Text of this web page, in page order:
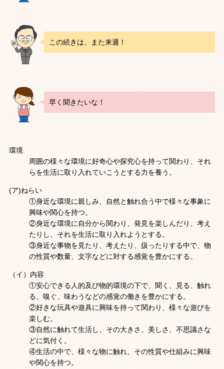
この続きは、また来週！
早く聞きたいな！
環境
周囲の様々な環境に好奇心や探究心を持って関わり、それ
らを生活に取り入れていこうとする力を養う。
(ア)ねらい
①身近な環境に親しみ、自然と触れ合う中で様々な事象に
興味や関心を持つ。
②身近な環境に自分から関わり、発見を楽しんだり、考え
たりし、それを生活に取り入れようとする。
③身近な事物を見たり、考えたり、扱ったりする中で、物
の性質や数量、文字などに対する感覚を豊かにする。
（イ）内容
①安心できる人的及び物的環境の下で、聞く、見る、触れ
る、嗅ぐ、味わうなどの感覚の働きを豊かにする。
②好きな玩具や遊具に興味を持って関わり、様々な遊びを
楽しむ。
③自然に触れて生活し、その大きさ、美しさ、不思議さな
どに気付く。
④生活の中で、様々な物に触れ、その性質や仕組みに興味
や関心を持つ。